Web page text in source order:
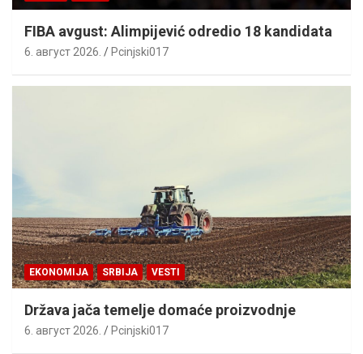
FIBA avgust: Alimpijević odredio 18 kandidata
6. август 2026. Pcinjski017
EKONOMIJA SRBIJA VESTI
Država jača temelje domaće proizvodnje
6. август 2026. Pcinjski017